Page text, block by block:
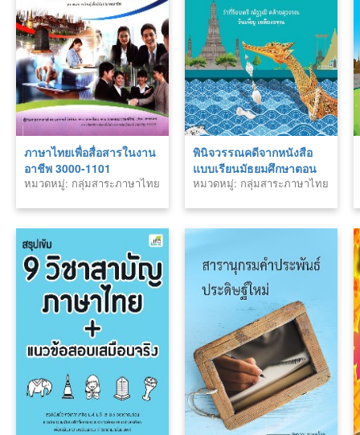
ภาษาไทยเพื่อสื่อสารในงาน
อาชีพ 3000-1101
หมวดหมู่: กลุ่มสาระภาษาไทย
พินิจวรรณคดีจากหนังสือ
แบบเรียนมัธยมศึกษาตอน
ปลาย
หมวดหมู่: กลุ่มสาระภาษาไทย